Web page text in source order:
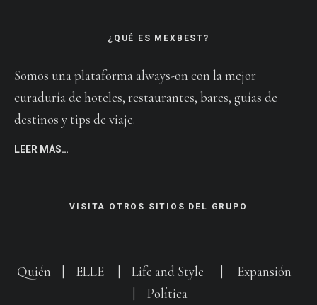
¿QUÉ ES MEXBEST?
Somos una plataforma always-on con la mejor
curaduría de hoteles, restaurantes, bares, guías de
destinos y tips de viaje.
LEER MÁS…
VISITA OTROS SITIOS DEL GRUPO
Quién ELLE Life and Style
Expansión
Política